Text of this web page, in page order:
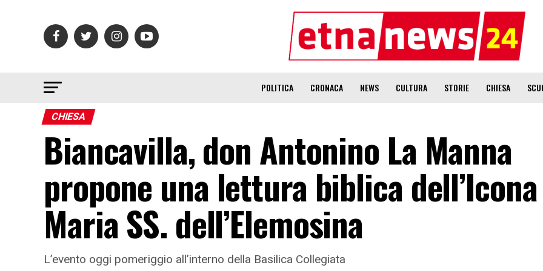
POLITICA CRONACA NEWS CULTURA STORIE CHIESA
CHIESA
Biancavilla, don Antonino La Manna
propone una lettura biblica
Maria SS. dell’Elemosina
L’evento oggi pomeriggio all’interno della Basilica Collegiata